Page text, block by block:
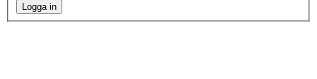
Logga in